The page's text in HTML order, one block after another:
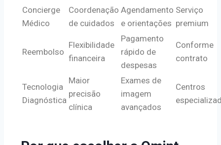
Concierge
Médico
Coordenação
de cuidados
Agendamento
e orientações
Serviço
premium
Reembolso
Flexibilidade
financeira
Pagamento
rápido de
despesas
Conforme
contrato
Tecnologia
Diagnóstica
Maior
precisão
clínica
Exames de
imagem
avançados
Centros